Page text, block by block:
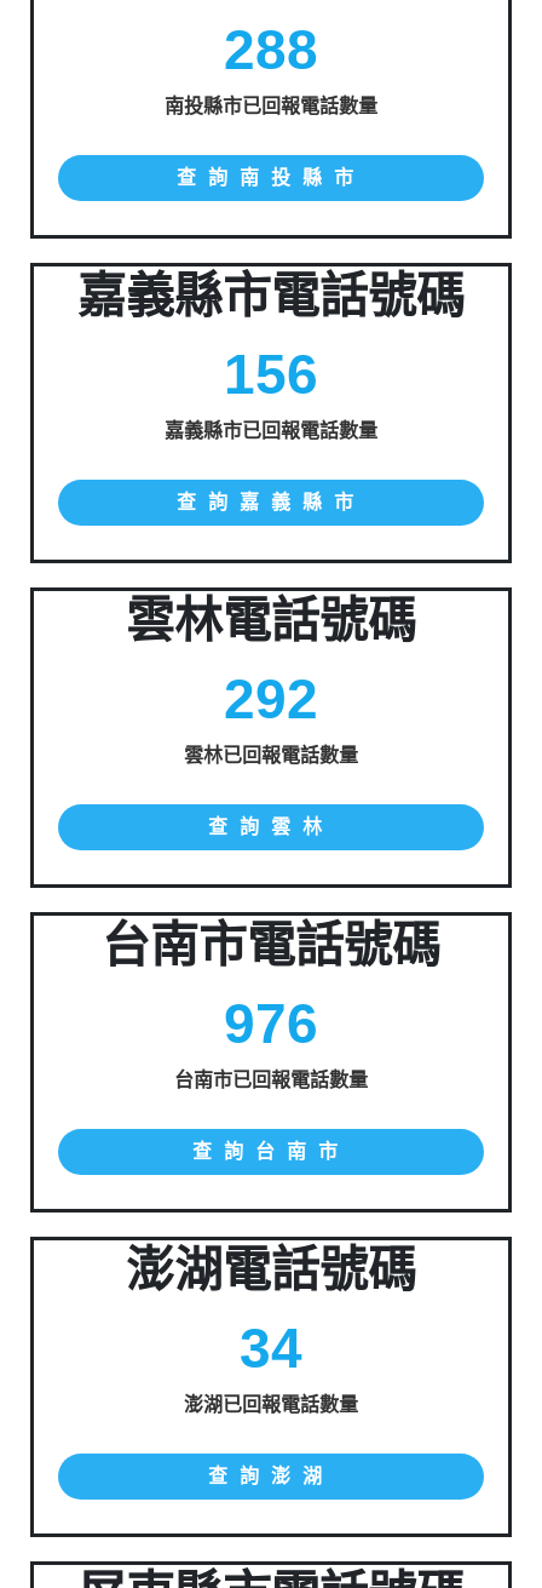
288
南投縣市已回報電話數量
查詢南投縣市
嘉義縣市電話號碼
156
嘉義縣市已回報電話數量
查詢嘉義縣市
雲林電話號碼
292
雲林已回報電話數量
查詢雲林
台南市電話號碼
976
台南市已回報電話數量
查詢台南市
澎湖電話號碼
34
澎湖已回報電話數量
查詢澎湖